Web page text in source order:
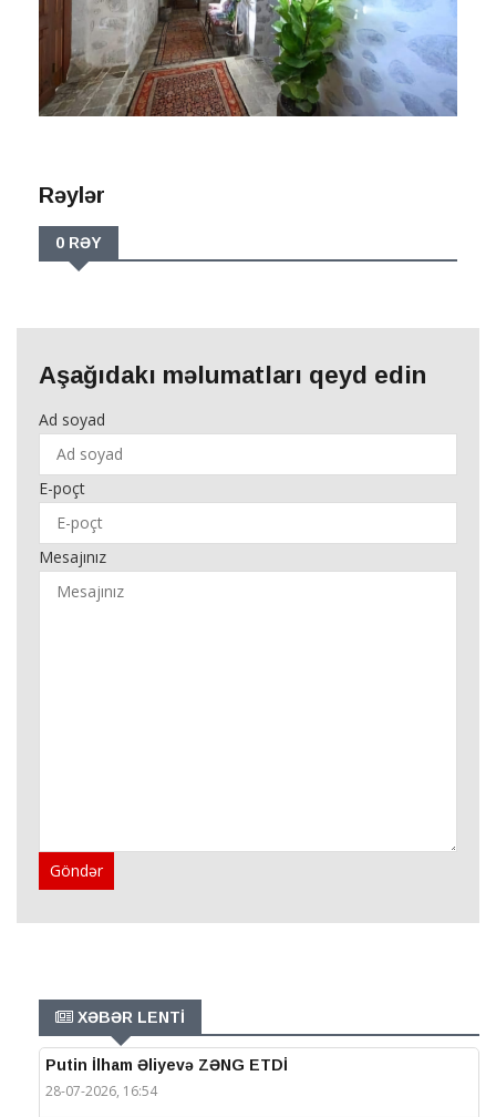
Rəylər
0 RƏY
Aşağıdakı məlumatları qeyd edin
Ad soyad
E-poçt
Mesajınız
Göndər
XƏBƏR LENTİ
Putin İlham Əliyevə ZƏNG ETDİ
28-07-2026, 16:54